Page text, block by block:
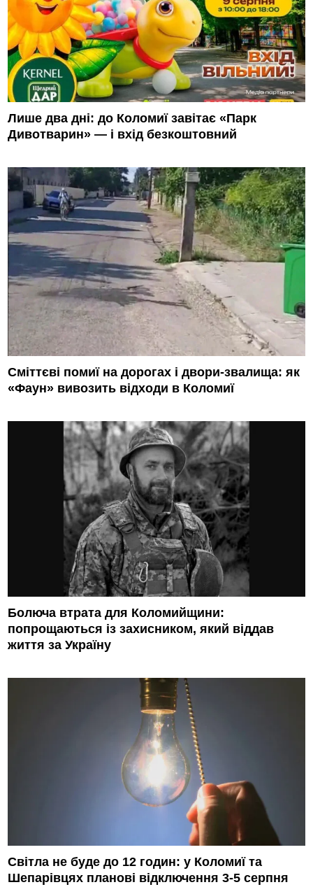
Лише два дні: до Коломиї завітає «Парк
Дивотварин» — і вхід безкоштовний
Сміттєві помиї на дорогах і двори-звалища: як
«Фаун» вивозить відходи в Коломиї
Болюча втрата для Коломийщини:
попрощаються із захисником, який віддав
життя за Україну
Світла не буде до 12 годин: у Коломиї та
Шепарівцях планові відключення 3-5 серпня